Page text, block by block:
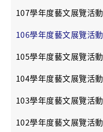
107學年度藝文展覽活動
106學年度藝文展覽活動
105學年度藝文展覽活動
104學年度藝文展覽活動
103學年度藝文展覽活動
102學年度藝文展覽活動